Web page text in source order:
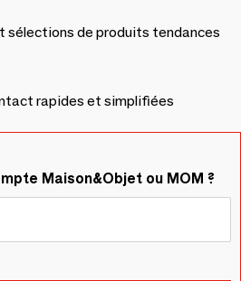
sélections de produits tendances
rapides et simplifiées
Maison&Objet ou MOM ?